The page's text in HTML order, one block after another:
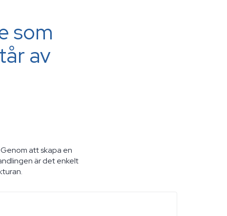
som
av
att skapa en
är det enkelt